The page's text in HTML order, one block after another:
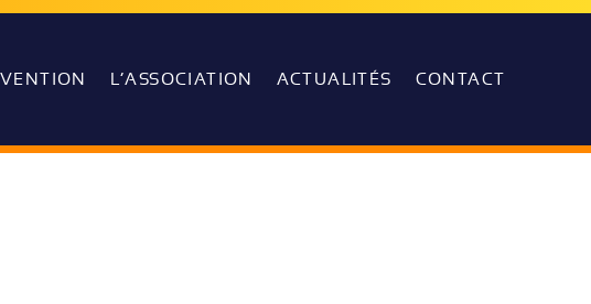
L’ASSOCIATION ACTUALITÉS CONTACT